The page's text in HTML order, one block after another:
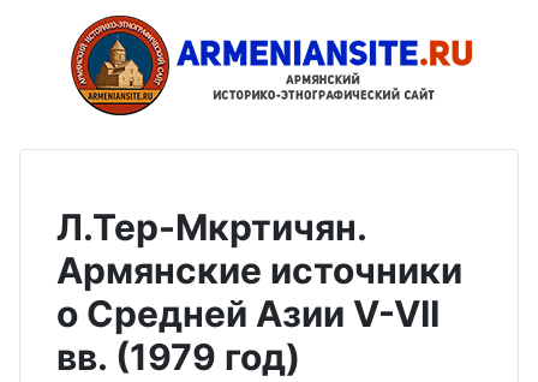
Л.Тер-Мкртичян.
Армянские источники
о Средней Азии V-VII
вв. (1979 год)